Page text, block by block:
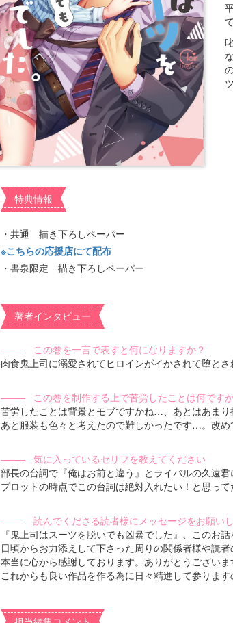
特典情報
・共通 描き下ろしペーパー
※こちらの応援店にて配布
・書泉限定 描き下ろしペーパー
著者インタビュー
―――この巻を一言で表すと何になりますか？
肉食鬼上司に溺愛されてヒロインがイかされて堕と
―――この巻を制作する上で苦労したことは何です
苦労したことは背景とモブですかね…、あとはあまり
あと服装も色々と考えたので難しかったです…。改め
―――気に入っているセリフを教えてください
部長の台詞で『俺はお前と違う』とライバルの久遠君
プロットの時点でこの台詞は絶対入れたい！と思って
―――読んでくださる読者様にメッセージをお願い
『鬼上司はスーツを脱いでも凶暴でした』、このお
日頃からお力添えして下さった周りの関係者様や読
本当に心から感謝しております。ありがとうござい
これからも良い作品を作る為に日々精進して参りま